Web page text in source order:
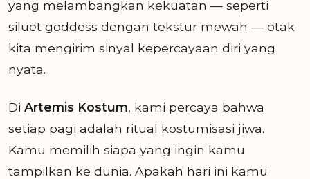
yang melambangkan kekuatan — seperti
siluet goddess dengan tekstur mewah — otak
kita mengirim sinyal kepercayaan diri yang
nyata.
Di Artemis Kostum, kami percaya bahwa
setiap pagi adalah ritual kostumisasi jiwa.
Kamu memilih siapa yang ingin kamu
tampilkan ke dunia. Apakah hari ini kamu